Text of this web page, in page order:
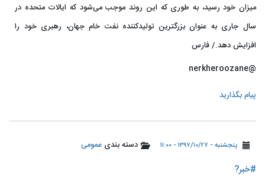
میزان خود رسید، به طوری که این روند موجب می‌شود که ایالات متحده در
سال جاری به عنوان بزرگترین تولیدکننده نفت خام جهان، رهبری خود را
افزایش دهد./ فارس
@nerkheroozane
پیام بگذارید
پنجشنبه - ۱۳۹۷/۱۰/۲۷ - ۱۱:۰۰ دسته بندی عمومی
#خبر?